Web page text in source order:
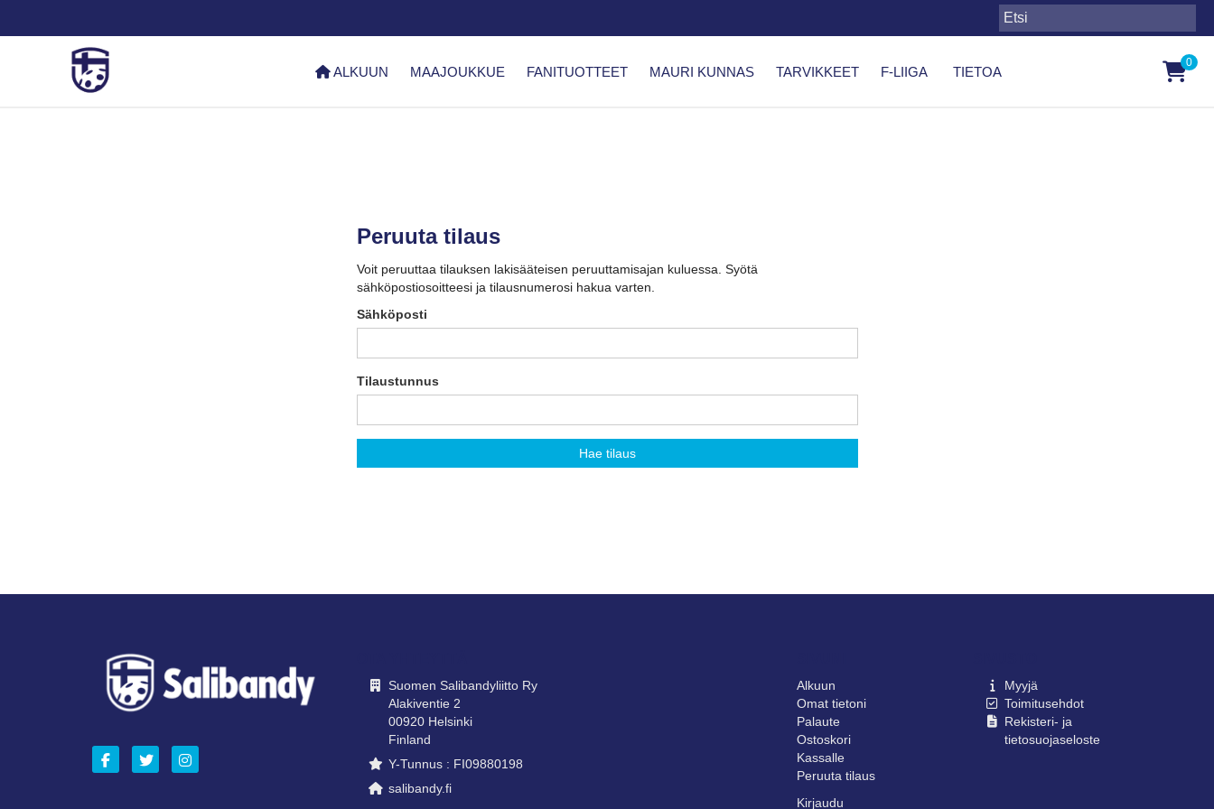
0
ALKUUN MAAJOUKKUE FANITUOTTEET MAURI KUNNAS TARVIKKEET F-LIIGA TIETOA
Peruuta tilaus
Voit peruuttaa tilauksen lakisääteisen peruuttamisajan kuluessa. Syötä
sähköpostiosoitteesi ja tilausnumerosi hakua varten.
Sähköposti
Tilaustunnus
Hae tilaus
Suomen Salibandyliitto Ry
Alakiventie 2
00920 Helsinki
Finland
Y-Tunnus : FI09880198
salibandy.fi
Alkuun
Omat tietoni
Palaute
Ostoskori
Kassalle
Peruuta tilaus
Kirjaudu
Myyjä
Toimitusehdot
Rekisteri- ja
tietosuojaseloste